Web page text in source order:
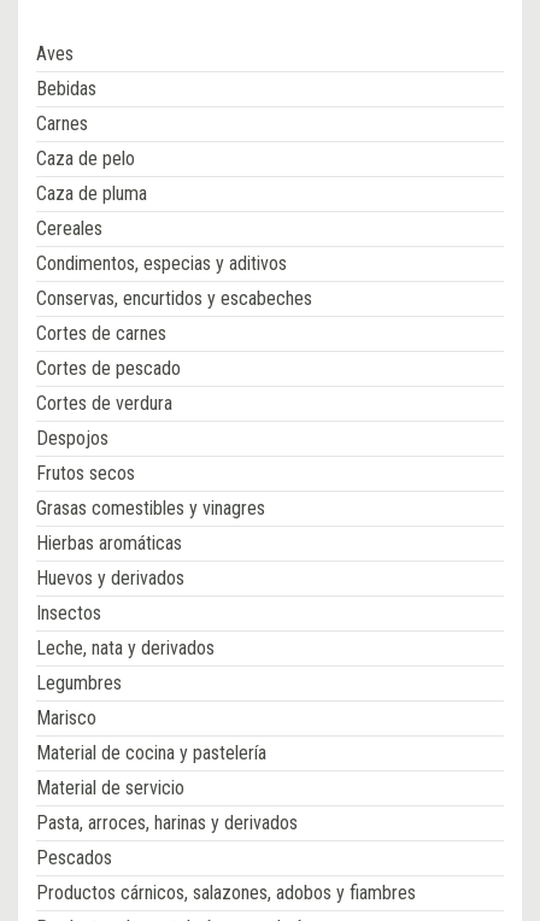
Aves
Bebidas
Carnes
Caza de pelo
Caza de pluma
Cereales
Condimentos, especias y aditivos
Conservas, encurtidos y escabeches
Cortes de carnes
Cortes de pescado
Cortes de verdura
Despojos
Frutos secos
Grasas comestibles y vinagres
Hierbas aromáticas
Huevos y derivados
Insectos
Leche, nata y derivados
Legumbres
Marisco
Material de cocina y pastelería
Material de servicio
Pasta, arroces, harinas y derivados
Pescados
Productos cárnicos, salazones, adobos y fiambres